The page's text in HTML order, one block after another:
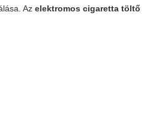
Azelektromos cigaretta töltő